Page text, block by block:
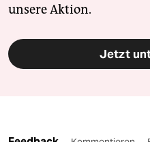
unsere Aktion.
Jetzt